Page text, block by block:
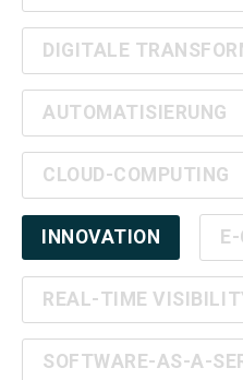
DIGITALE
AUTOMATISIERUNG
CLOUD-COMPUTING
INNOVATION
REAL-TIME
SOFTWARE-AS-A-